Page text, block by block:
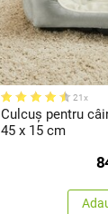
21x
Culcuș pentru
45 x 15 cm